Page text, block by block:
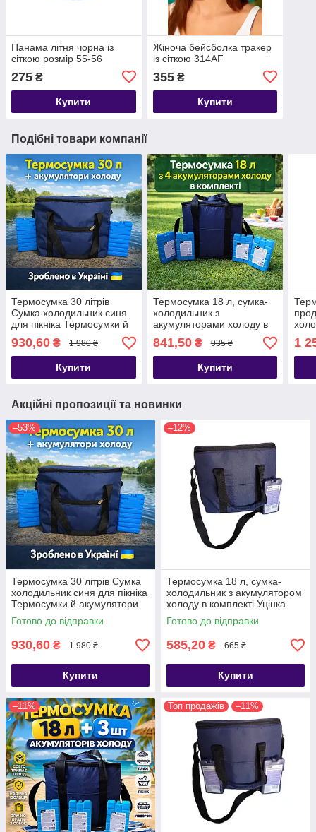
Панама літня чорна із
сіткою розмір 55-56
275 ₴
Купити
Жіноча бейсболка тракер
із сіткою 314АF
355₴
Купити
Подібні товари компанії
Термосумка 30 літрів
Сумка холодильник синя
для пікніка Термосумки й
930,60 ₴ 1 980 ₴
Купити
Термосумка 18 л, сумка-
холодильник з
акумуляторами холоду в
841,50₴ 935 ₴
Купити
1
Акційні пропозиції та новинки
–53%
Термосумка 30 літрів Сумка
холодильник синя для пікніка
Термосумки й акумулятори
холоду
Готово до відправки
930,60 ₴ 1 980 ₴
Купити
–12%
Термосумка 18 л, сумка-
холодильник з акумулятором
холоду в комплекті Уцінка
Готово до відправки
585,20 ₴ 665 ₴
Купити
–11% Топ продажів –11%